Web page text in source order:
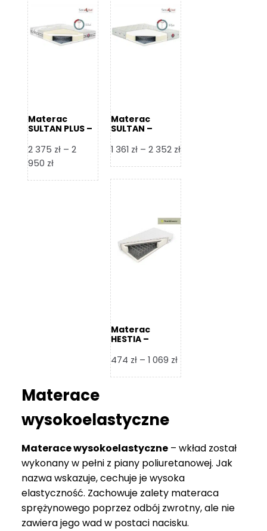
Materac
SULTAN PLUS –
2 375 zł – 2
950 złZakres
Materac
SULTAN –
1 361 zł – 2 352 złZakres
cen:
od
1
361 zł
do
2
352 zł
Materac
HESTIA –
474 zł – 1 069 złZakres
cen:
069 zł
Materace
wysokoelastyczne
Materace wysokoelastyczne – wkład został
wykonany w pełni z piany poliuretanowej. Jak
nazwa wskazuje, cechuje je wysoka
elastyczność. Zachowuje zalety materaca
sprężynowego poprzez odbój zwrotny, ale nie
zawiera jego wad w postaci nacisku.